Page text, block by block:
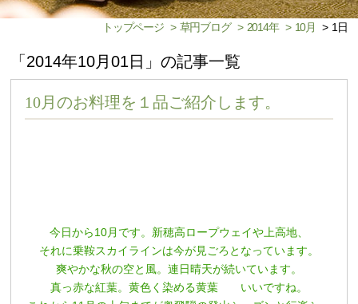
トップページ > 草円ブログ > 2014年 > 10月 > 1日
「2014年10月01日」の記事一覧
10月のお料理を１品ご紹介します。
今日から10月です。新穂高ロープウェイや上高地、
それに乗鞍スカイラインは今が見ごろとなっています。
爽やかな秋の空と風。連日晴天が続いています。
真っ赤な紅葉。黄色く染める黄葉 いいですね。